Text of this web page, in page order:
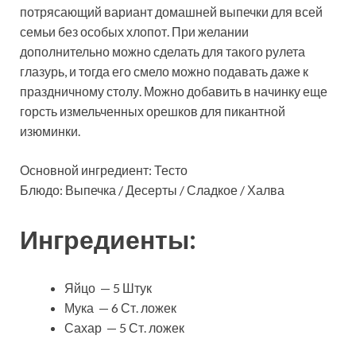
потрясающий вариант домашней выпечки для всей
семьи без особых хлопот. При желании
дополнительно можно сделать для такого рулета
глазурь, и тогда его смело можно подавать даже к
праздничному столу. Можно добавить в начинку еще
горсть измельченных орешков для пикантной
изюминки.
Основной ингредиент: Тесто
Блюдо: Выпечка / Десерты / Сладкое / Халва
Ингредиенты:
Яйцо — 5 Штук
Мука — 6 Ст. ложек
Сахар — 5 Ст. ложек